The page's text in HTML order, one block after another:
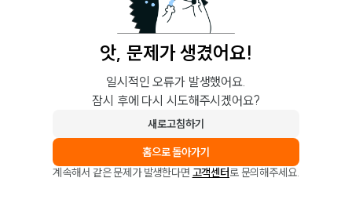
앗, 문제가 생겼어요!
일시적인 오류가 발생했어요.
잠시 후에 다시 시도해주시겠어요?
새로고침하기
홈으로 돌아가기
계속해서 같은 문제가 발생한다면 고객센터로 문의해주세요.